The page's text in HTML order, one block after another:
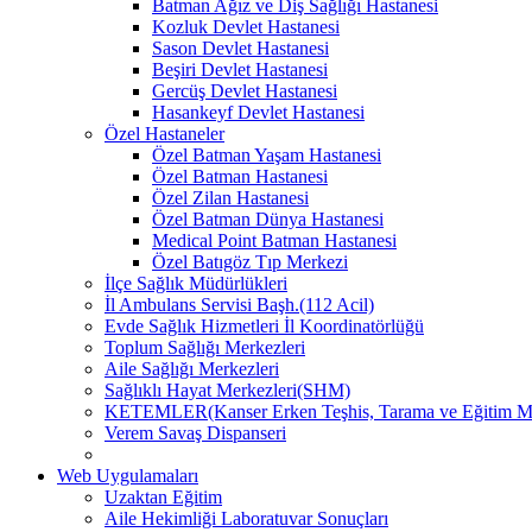
Batman Ağız ve Diş Sağlığı Hastanesi
Kozluk Devlet Hastanesi
Sason Devlet Hastanesi
Beşiri Devlet Hastanesi
Gercüş Devlet Hastanesi
Hasankeyf Devlet Hastanesi
Özel Hastaneler
Özel Batman Yaşam Hastanesi
Özel Batman Hastanesi
Özel Zilan Hastanesi
Özel Batman Dünya Hastanesi
Medical Point Batman Hastanesi
Özel Batıgöz Tıp Merkezi
İlçe Sağlık Müdürlükleri
İl Ambulans Servisi Başh.(112 Acil)
Evde Sağlık Hizmetleri İl Koordinatörlüğü
Toplum Sağlığı Merkezleri
Aile Sağlığı Merkezleri
Sağlıklı Hayat Merkezleri(SHM)
KETEMLER(Kanser Erken Teşhis, Tarama ve Eğitim
Verem Savaş Dispanseri
Web Uygulamaları
Uzaktan Eğitim
Aile Hekimliği Laboratuvar Sonuçları